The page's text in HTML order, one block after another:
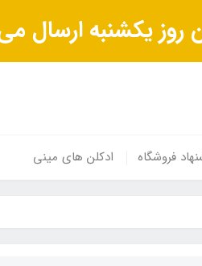
فروشگاه ادکلن های مینی